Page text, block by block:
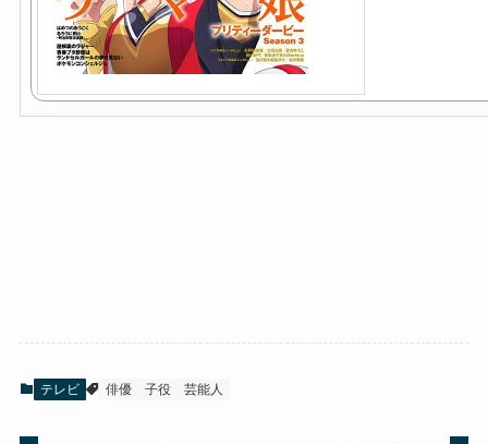
テレビ 俳優 子役 芸能人